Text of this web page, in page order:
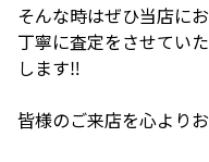
そんな時はぜひ当店に
丁寧に査定をさせてい
します‼️
皆様のご来店を心より